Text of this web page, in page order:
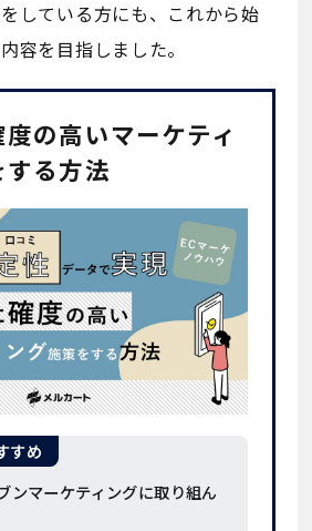
している方にも、これから始
容を目指しました。
の高いマーケティ
る方法
すめ
ンマーケティングに取り組ん